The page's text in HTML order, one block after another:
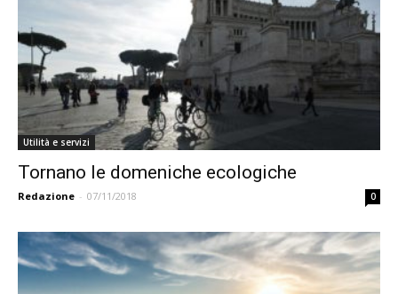
Utilità e servizi
Tornano le domeniche ecologiche
Redazione - 07/11/2018 0